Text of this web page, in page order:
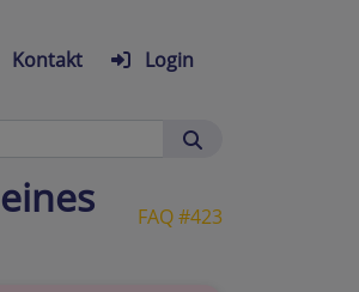
Kontakt Login
FAQ #423